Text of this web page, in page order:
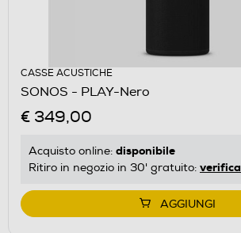
CASSE ACUSTICHE
SONOS - PLAY-Nero
€ 349,00
Acquisto online: disponibile
Ritiro in negozio in 30' gratuito: verifica
AGGIUNGI